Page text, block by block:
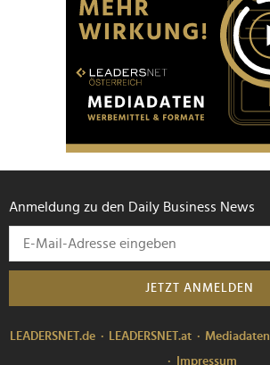
Anmeldung zu den Daily Business News
JETZT ANMELDEN
LEADERSNET.de LEADERSNET.at Mediadaten
Impressum